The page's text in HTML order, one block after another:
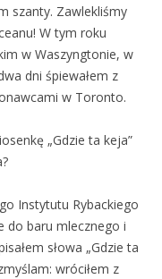
szanty. Zawlekliśmy
W tym roku
w Waszyngtonie, w
dni śpiewałem z
w Toronto.
„Gdzie ta keja”
Instytutu Rybackiego
do baru mlecznego i
słowa „Gdzie ta
wróciłem z